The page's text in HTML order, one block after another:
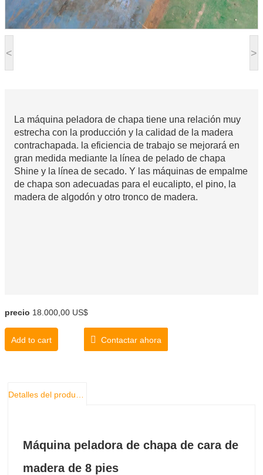
< >
La máquina peladora de chapa tiene una relación muy
estrecha con la producción y la calidad de la madera
contrachapada. la eficiencia de trabajo se mejorará en
gran medida mediante la línea de pelado de chapa
Shine y la línea de secado. Y las máquinas de empalme
de chapa son adecuadas para el eucalipto, el pino, la
madera de algodón y otro tronco de madera.
precio 18.000,00 US$
Add to cart Contactar ahora
Detalles del producto
Máquina peladora de chapa de cara de
madera de 8 pies